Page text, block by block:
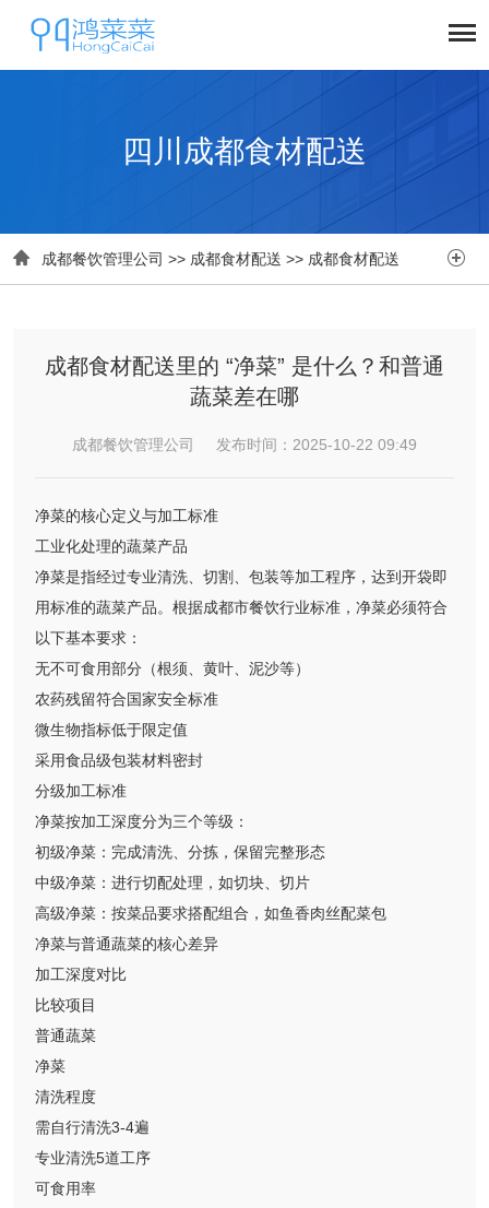
四川成都食材配送
 成都餐饮管理公司 >> 成都食材配送 >> 成都食材配送 
成都食材配送里的 “净菜” 是什么？和普通
蔬菜差在哪
成都餐饮管理公司 发布时间：2025-10-22 09:49
净菜的核心定义与加工标准
工业化处理的蔬菜产品
净菜是指经过专业清洗、切割、包装等加工程序，达到开袋即
用标准的蔬菜产品。根据成都市餐饮行业标准，净菜必须符合
以下基本要求：
无不可食用部分（根须、黄叶、泥沙等）
农药残留符合国家安全标准
微生物指标低于限定值
采用食品级包装材料密封
分级加工标准
净菜按加工深度分为三个等级：
初级净菜：完成清洗、分拣，保留完整形态
中级净菜：进行切配处理，如切块、切片
高级净菜：按菜品要求搭配组合，如鱼香肉丝配菜包
净菜与普通蔬菜的核心差异
加工深度对比
比较项目
普通蔬菜
净菜
清洗程度
需自行清洗3-4遍
专业清洗5道工序
可食用率